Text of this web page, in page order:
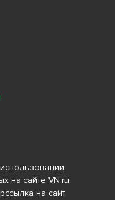
на сайте VN.ru,
на сайт